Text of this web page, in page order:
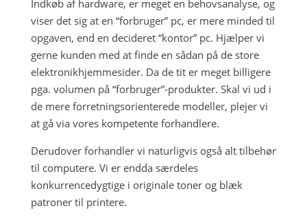
Indkøb af hardware, er meget en behovsanalyse, og
viser det sig at en “forbruger” pc, er mere minded til
opgaven, end en decideret “kontor” pc. Hjælper vi
gerne kunden med at finde en sådan på de store
elektronikhjemmesider. Da de tit er meget billigere
pga. volumen på “forbruger”-produkter. Skal vi ud i
de mere forretningsorienterede modeller, plejer vi
at gå via vores kompetente forhandlere.
Derudover forhandler vi naturligvis også alt tilbehør
til computere. Vi er endda særdeles
konkurrencedygtige i originale toner og blæk
patroner til printere.